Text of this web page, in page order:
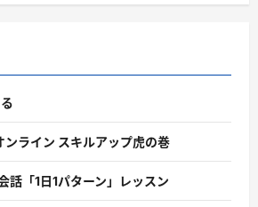
ンライン スキルアップ虎の巻
話「1日1パターン」レッスン